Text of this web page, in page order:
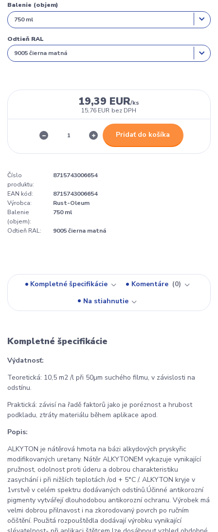
Balenie (objem)
Odtieň RAL
19,39 EUR/ks
15,76 EUR bez DPH
Pridať do košíka
Číslo
produktu:
8715743006654
EAN kód:
8715743006654
Výrobca:
Rust-Oleum
Balenie
(objem):
750 ml
Odtieň RAL: 9005 čierna matná
Kompletné špecifikácie Komentáre
0
Na stiahnutie
Kompletné špecifikácie
Výdatnosť:
Teoretická: 10,5 m2 /l při 50µm suchého filmu, v závislosti na
odstínu.
Praktická: závisí na řadě faktorů jako je poréznost a hrubost
podkladu, ztráty materiálu během aplikace apod.
Popis:
ALKYTON je nátěrová hmota na bázi alkydových pryskyřic
modifikovaných uretany. Nátěr ALKYTONEM vykazuje vynikající
pružnost, odolnost proti úderu a dobrou charakteristiku
zasychání i při nižších teplotách /od + 5°C /. ALKYTON kryje v
1vrstvě v celém spektru dodávaných odstínů.Účinné antikorozní
pigmenty vytvářejí dlouhodobou antikorozní ochranu. Výrobek má
velmi dobrou přilnavost i na zkorodovaný povrch po ručním
očištění. Použitá rozpouštědla dodávají výrobku vynikající